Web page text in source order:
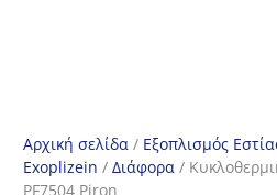
Αρχική σελίδα / Εξοπλισμός
Exoplizein /Διάφορα /
PF7504 Piron